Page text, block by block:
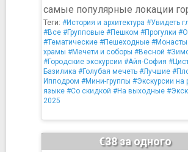
самые популярные локации
Теги: #История и архитектура #Увидеть
#Все #Групповые #Пешком #Прогулки
#Тематические #Пешеходные
храмы #Мечети и соборы #Весной
#Городские экскурсии #Айя-София
Базилика #Голубая мечеть #Лучшие
Ипподром #Мини-группы #Экскурсии на
языке #Со скидкой #На выходные
2025
€38 за одного